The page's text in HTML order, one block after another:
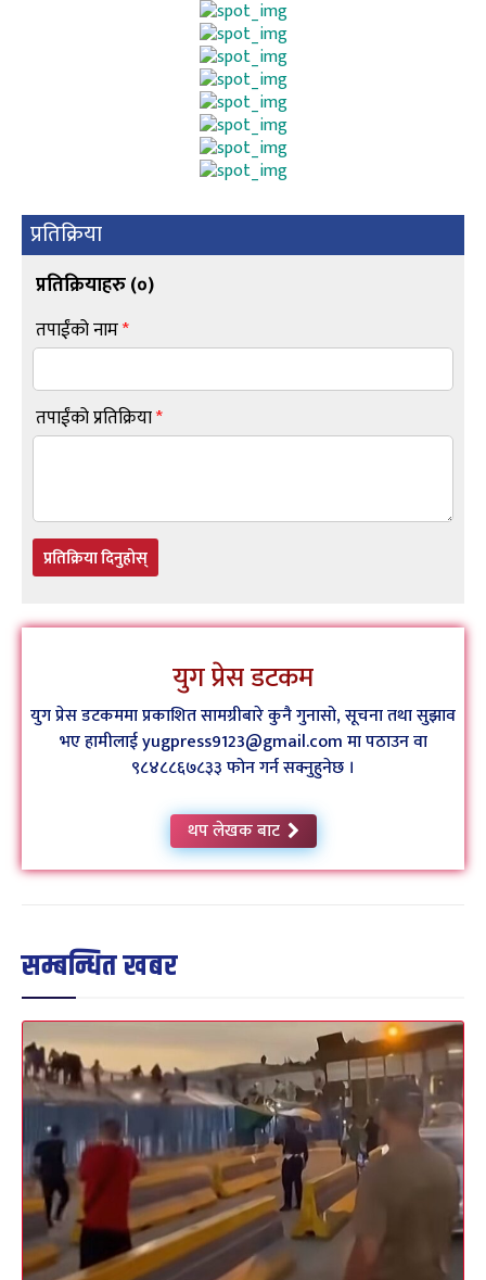
प्रतिक्रिया
प्रतिक्रियाहरु (०)
तपाईंको नाम*
तपाईंको प्रतिक्रिया*
प्रतिक्रिया दिनुहोस्
युग प्रेस डटकम
युग प्रेस डटकममा प्रकाशित सामग्रीबारे कुनै गुनासो, सूचना तथा सुझाव
भए हामीलाई yugpress9123@gmail.com मा पठाउन वा
९८४८८६७८३३ फोन गर्न सक्नुहुनेछ ।
थप लेखक बाट
सम्बन्धित खबर